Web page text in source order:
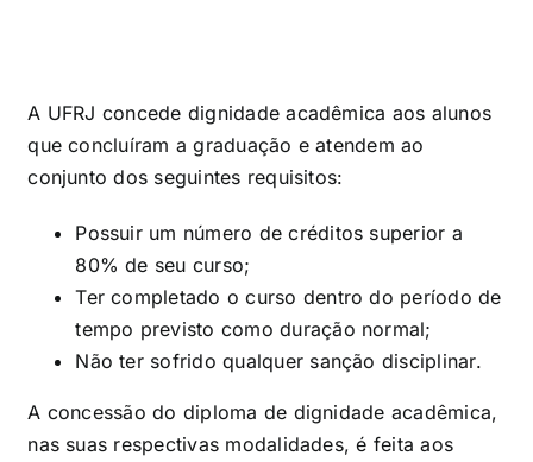
A UFRJ concede dignidade acadêmica aos alunos
que concluíram a graduação e atendem ao
conjunto dos seguintes requisitos:
Possuir um número de créditos superior a
80% de seu curso;
Ter completado o curso dentro do período de
tempo previsto como duração normal;
Não ter sofrido qualquer sanção disciplinar.
A concessão do diploma de dignidade acadêmica,
nas suas respectivas modalidades, é feita aos